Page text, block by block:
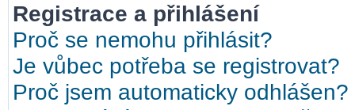
Registrace a přihlášení
Proč se nemohu přihlásit?
Je vůbec potřeba se registrovat?
Proč jsem automaticky odhlášen?